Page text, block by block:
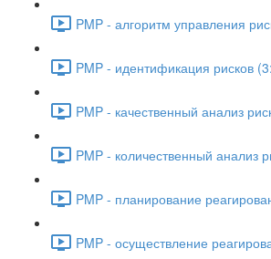
PMP - алгоритм управления
PMP - идентификация рисков
PMP - качественный анализ
PMP - количественный анализ
PMP - планирование
PMP - осуществление